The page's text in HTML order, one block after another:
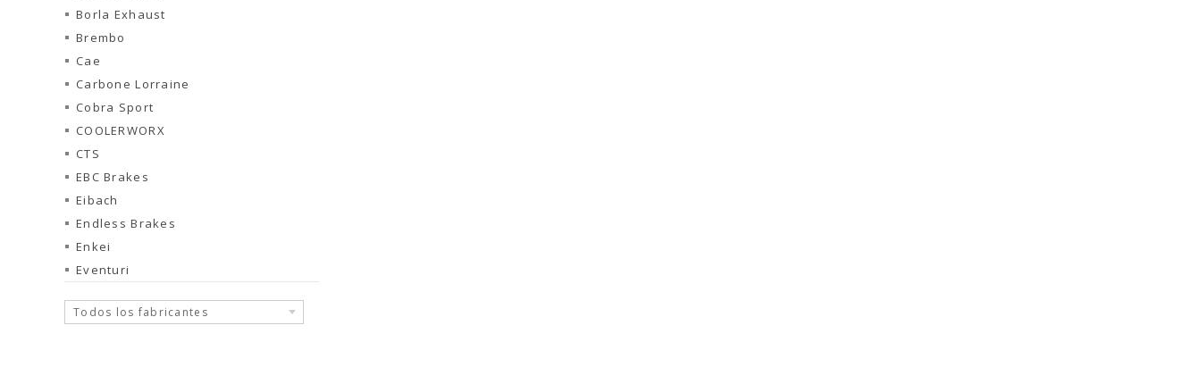
Borla Exhaust
Brembo
Cae
Carbone Lorraine
Cobra Sport
COOLERWORX
CTS
EBC Brakes
Eibach
Endless Brakes
Enkei
Eventuri
Todos los fabricantes